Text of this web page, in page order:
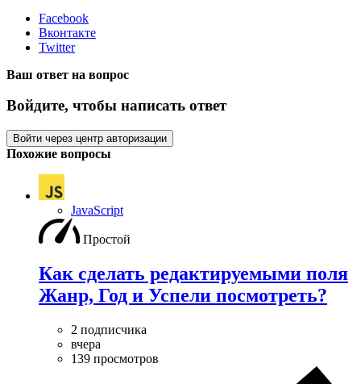
Facebook
Вконтакте
Twitter
Ваш ответ на вопрос
Войдите, чтобы написать ответ
Войти через центр авторизации
Похожие вопросы
JavaScript
Простой
Как сделать редактируемыми поля
Жанр, Год и Успели посмотреть?
2 подписчика
вчера
139 просмотров